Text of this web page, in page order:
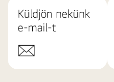
Küldjön nekünk
e-mail-t